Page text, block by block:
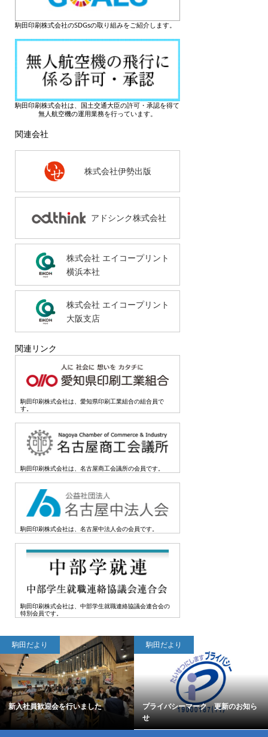
駒田印刷株式会社のSDGsの取り組みをご紹介します。
駒田印刷株式会社は、国土交通大臣の許可・承認を得て
無人航空機の運用業務を行っています。
関連会社
株式会社伊勢出版
アドシンク株式会社
株式会社 エイコープリント
横浜本社
株式会社 エイコープリント
大阪支店
関連リンク
駒田印刷株式会社は、愛知県印刷工業組合の組合員で
す。
駒田印刷株式会社は、名古屋商工会議所の会員です。
駒田印刷株式会社は、名古屋中法人会の会員です。
駒田印刷株式会社は、中部学生就職連絡協議会連合会の
特別会員です。
駒田だより
新入社員歓迎会を行いました
駒田だより
プライバシーマーク 更新のお知ら
せ